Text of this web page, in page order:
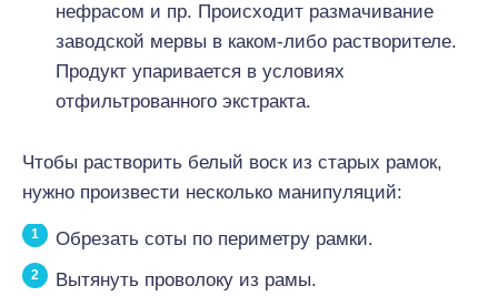
нефрасом и пр. Происходит размачивание
заводской мервы в каком-либо растворителе.
Продукт упаривается в условиях
отфильтрованного экстракта.
Чтобы растворить белый воск из старых рамок,
нужно произвести несколько манипуляций:
Обрезать соты по периметру рамки.
Вытянуть проволоку из рамы.